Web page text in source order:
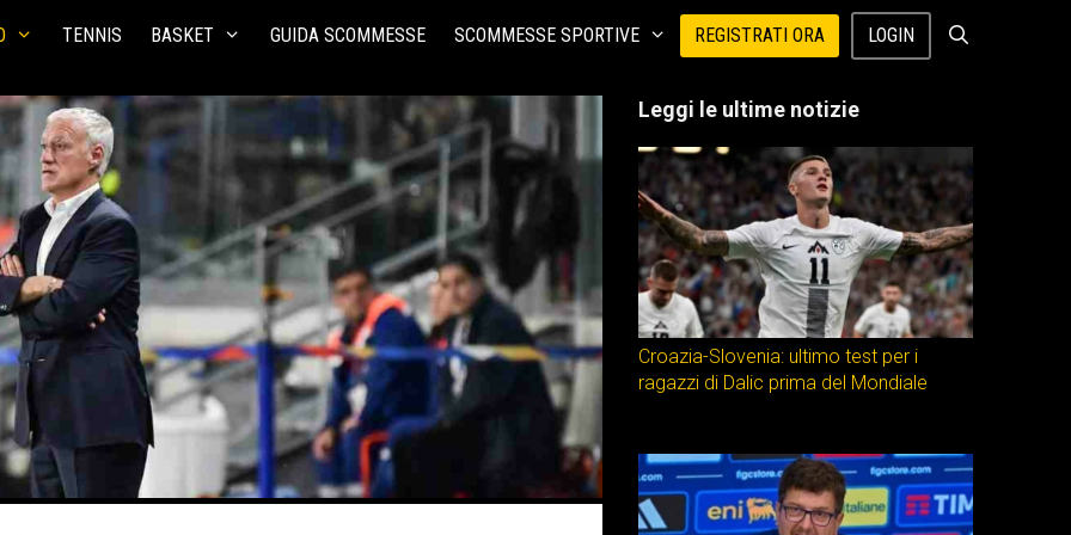
TENNIS BASKET GUIDA SCOMMESSE SCOMMESSE SPORTIVE REGISTRATI ORA LOGIN
Leggi le ultime notizie
Croazia-Slovenia: ultimo test per i
ragazzi di Dalic prima del Mondiale